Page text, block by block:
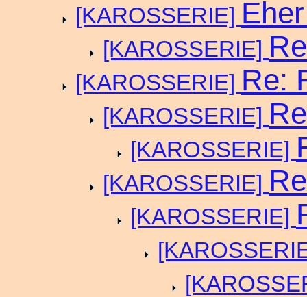
[KAROSSERIE]
[KAROSSERIE]
[KAROSSERIE] Re:
[KAROSSERIE]
[KAROSSERIE]
[KAROSSERIE]
[KAROSSERIE]